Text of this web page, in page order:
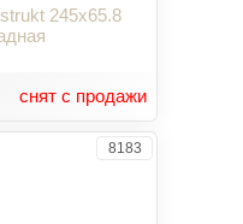
245x65.8
снят с продажи
8183